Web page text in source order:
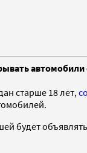
старше 18 лет,
будет